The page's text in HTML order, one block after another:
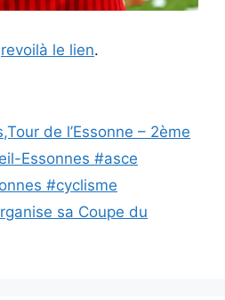
revoilà le lien.
de l’Essonne – 2ème
Essonnes #asce
#cyclisme
sa Coupe du